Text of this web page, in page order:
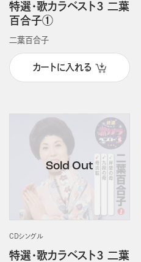
特選・歌カラベスト3 二葉
百合子①
二葉百合子
カートに入れる
CDシングル
特選・歌カラベスト3 二葉